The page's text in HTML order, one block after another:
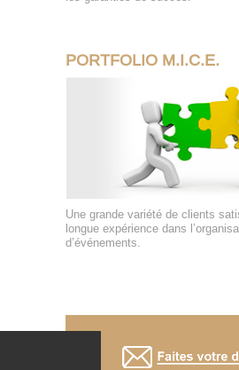
PORTFOLIO M.I.C.E.
Une grande variété de clients
longue expérience dans
d’événements.